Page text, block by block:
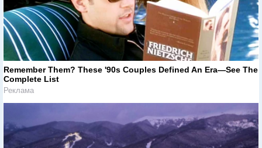
Remember Them? These '90s Couples Defined An Era—See The
Complete List
Реклама